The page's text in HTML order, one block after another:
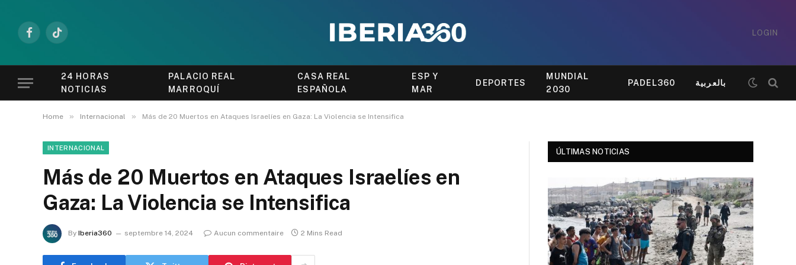
FacebookTikTok
LOGIN
24 HORAS
NOTICIAS
PALACIO REAL
MARROQUÍ
CASA REAL
ESPAÑOLA
ESP Y
MAR
DEPORTES
MUNDIAL
2030
PADEL360 بالعربية
Home » Internacional » Más de 20 Muertos en Ataques Israelíes en Gaza: La Violencia se Intensifica
INTERNACIONAL
Más de 20 Muertos en Ataques Israelíes en
Gaza: La Violencia se Intensifica
By Iberia360 septembre 14, 2024 Aucun commentaire 2 Mins Read
ÚLTIMAS NOTICIAS